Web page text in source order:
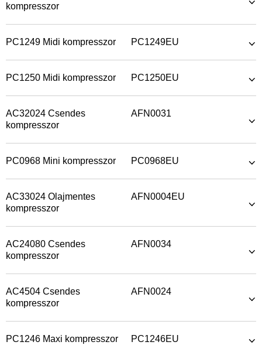
kompresszor
PC1249 Midi kompresszor PC1249EU
PC1250 Midi kompresszor PC1250EU
AC32024 Csendes
kompresszor
AFN0031
PC0968 Mini kompresszor PC0968EU
AC33024 Olajmentes
kompresszor
AFN0004EU
AC24080 Csendes
kompresszor
AFN0034
AC4504 Csendes
kompresszor
AFN0024
PC1246 Maxi kompresszor PC1246EU